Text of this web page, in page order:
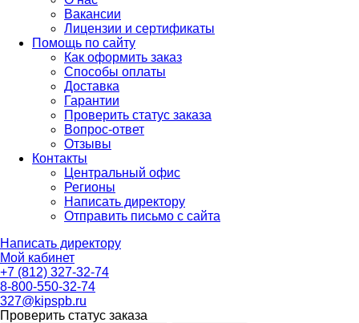
Вакансии
Лицензии и сертификаты
Помощь по сайту
Как оформить заказ
Способы оплаты
Доставка
Гарантии
Проверить статус заказа
Вопрос-ответ
Отзывы
Контакты
Центральный офис
Регионы
Написать директору
Отправить письмо с сайта
Написать директору
Мой кабинет
+7 (812) 327-32-74
8-800-550-32-74
327@kipspb.ru
Проверить статус заказа